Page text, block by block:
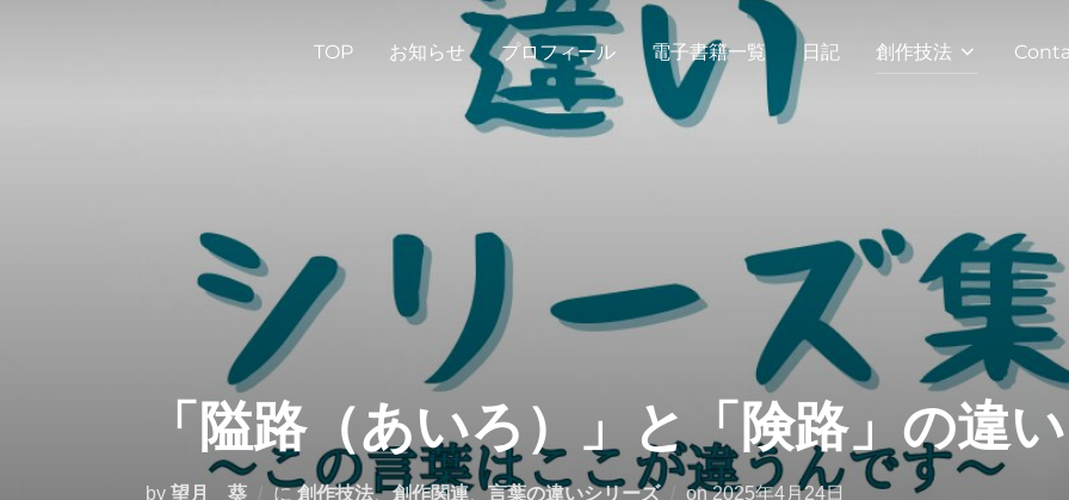
TOP お知らせ プロフィール 電子書籍一覧 日記 創作技法
「隘路（あいろ）」と「険路」の違い
by 望月 葵 に創作技法、創作関連、言葉の違いシリーズ on投
2025年4月24日